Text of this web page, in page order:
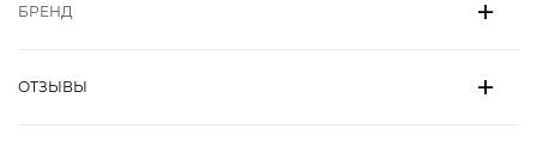
БРЕНД
ОТЗЫВЫ